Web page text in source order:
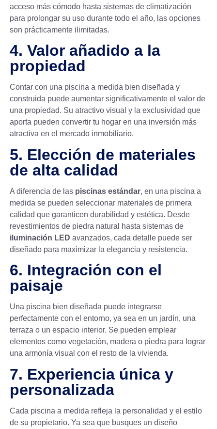
acceso más cómodo hasta sistemas de climatización
para prolongar su uso durante todo el año, las opciones
son prácticamente ilimitadas.
4. Valor añadido a la
propiedad
Contar con una piscina a medida bien diseñada y
construida puede aumentar significativamente el valor de
una propiedad. Su atractivo visual y la exclusividad que
aporta pueden convertir tu hogar en una inversión más
atractiva en el mercado inmobiliario.
5. Elección de materiales
de alta calidad
A diferencia de las piscinas estándar, en una piscina a
medida se pueden seleccionar materiales de primera
calidad que garanticen durabilidad y estética. Desde
revestimientos de piedra natural hasta sistemas de
iluminación LED avanzados, cada detalle puede ser
diseñado para maximizar la elegancia y resistencia.
6. Integración con el
paisaje
Una piscina bien diseñada puede integrarse
perfectamente con el entorno, ya sea en un jardín, una
terraza o un espacio interior. Se pueden emplear
elementos como vegetación, madera o piedra para lograr
una armonía visual con el resto de la vivienda.
7. Experiencia única y
personalizada
Cada piscina a medida refleja la personalidad y el estilo
de su propietario. Ya sea que busques un diseño